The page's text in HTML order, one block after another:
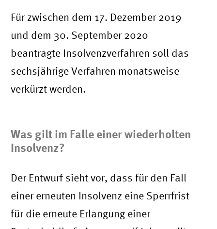
Für zwischen dem 17. Dezember 2019
und dem 30. September 2020
beantragte Insolvenzverfahren soll das
sechsjährige Verfahren monatsweise
verkürzt werden.
Was gilt im Falle einer wiederholten
Insolvenz?
Der Entwurf sieht vor, dass für den Fall
einer erneuten Insolvenz eine Sperrfrist
für die erneute Erlangung einer